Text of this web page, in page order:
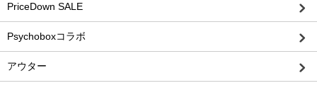
PriceDown SALE
Psychoboxコラボ
アウター